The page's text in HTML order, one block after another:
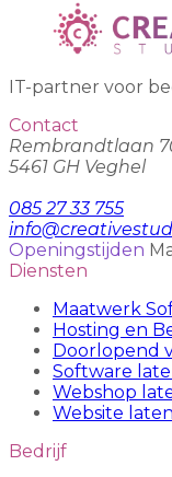
IT-partner voor
Contact
Rembrandtlaan
5461 GH Veghel
085 27 33 755
Openingstijden
Diensten
Maatwerk
Hosting en
Doorlopend
Software
Webshop
Website
Bedrijf